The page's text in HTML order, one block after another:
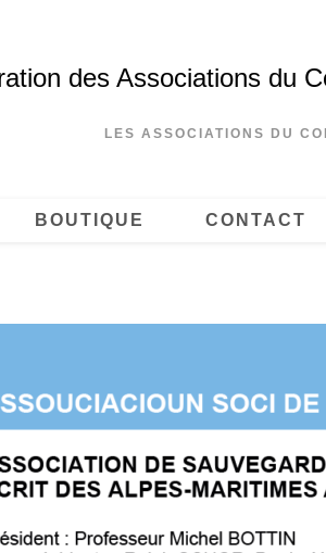
des Associations du
LES ASSOCIATIONS DU
BOUTIQUE CONTACT